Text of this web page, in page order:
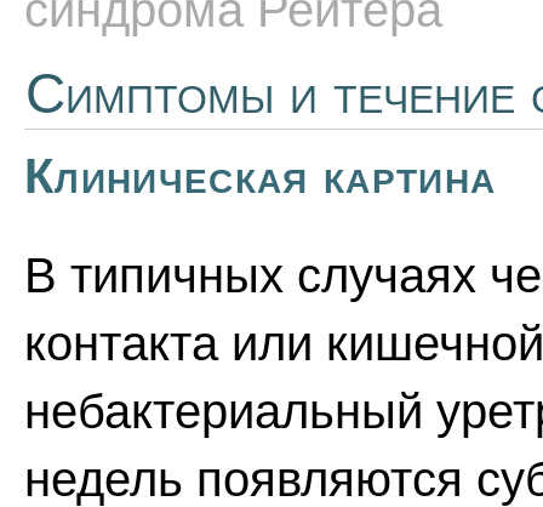
Симптомы и течение
Клиническая картина
В типичных случаях
контакта или
небактериальный
недель появляются